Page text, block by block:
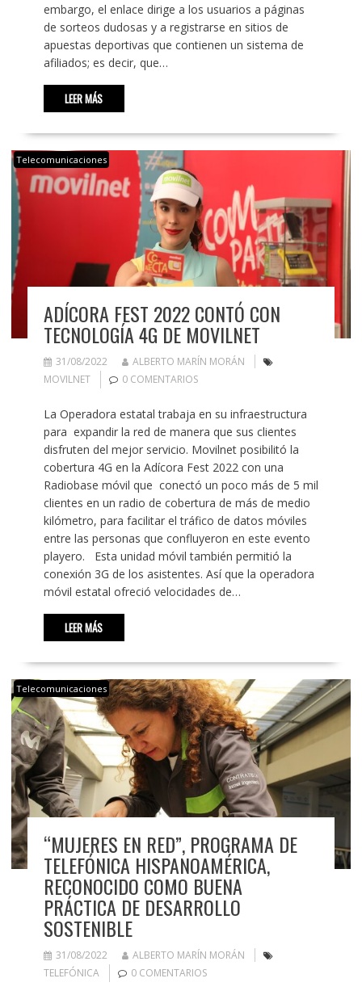
embargo, el enlace dirige a los usuarios a páginas
de sorteos dudosas y a registrarse en sitios de
apuestas deportivas que contienen un sistema de
afiliados; es decir, que…
LEER MÁS
Telecomunicaciones
ADÍCORA FEST 2022 CONTÓ CON
TECNOLOGÍA 4G DE MOVILNET
31/08/2022
ALBERTO MARÍN MORÁN
MOVILNET
0 COMENTARIOS
La Operadora estatal trabaja en su infraestructura
para expandir la red de manera que sus clientes
disfruten del mejor servicio. Movilnet posibilitó la
cobertura 4G en la Adícora Fest 2022 con una
Radiobase móvil que conectó un poco más de 5 mil
clientes en un radio de cobertura de más de medio
kilómetro, para facilitar el tráfico de datos móviles
entre las personas que confluyeron en este evento
playero. Esta unidad móvil también permitió la
conexión 3G de los asistentes. Así que la operadora
móvil estatal ofreció velocidades de…
LEER MÁS
Telecomunicaciones
“MUJERES EN RED”, PROGRAMA DE
TELEFÓNICA HISPANOAMÉRICA,
RECONOCIDO COMO BUENA
PRÁCTICA DE DESARROLLO
SOSTENIBLE
31/08/2022
ALBERTO MARÍN MORÁN
TELEFÓNICA
0 COMENTARIOS